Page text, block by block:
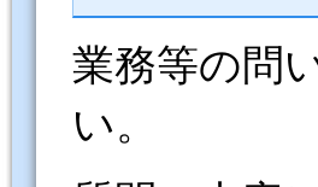
業務等の問
い。